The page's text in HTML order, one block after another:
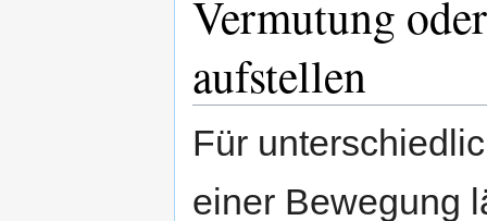
Vermutung
aufstellen
Für
einer Bewegung